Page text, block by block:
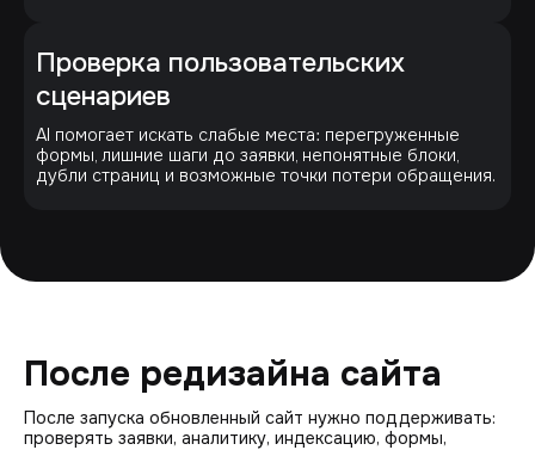
Проверка пользовательских
сценариев
AI помогает искать слабые места: перегруженные
формы, лишние шаги до заявки, непонятные блоки,
дубли страниц и возможные точки потери обращения.
После редизайна сайта
После запуска обновленный сайт нужно поддерживать:
проверять заявки, аналитику, индексацию, формы,